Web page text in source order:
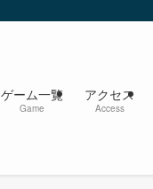
ゲーム一覧
Game
アクセス
Access